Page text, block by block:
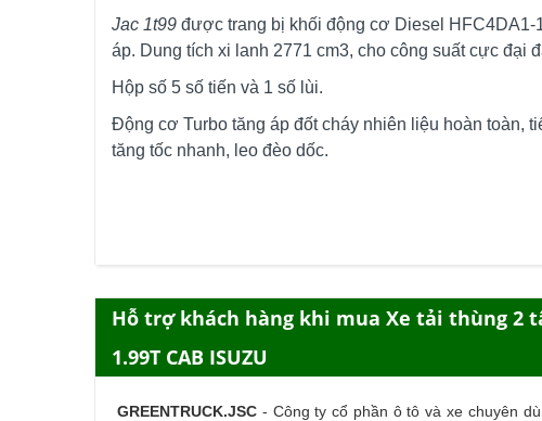
Jac 1t99 được trang bị khối động cơ Diesel HFC4DA1-
áp. Dung tích xi lanh 2771 cm3, cho công suất cực đại
Hộp số 5 số tiến và 1 số lùi.
Động cơ Turbo tăng áp đốt cháy nhiên liệu hoàn toàn,
tăng tốc nhanh, leo đèo dốc.
Hỗ trợ khách hàng khi mua Xe tải thùng 2
1.99T CAB ISUZU
GREENTRUCK.JSC - Công ty cổ phần ô tô và xe chuyên